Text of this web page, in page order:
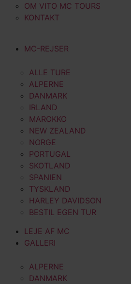
OM VITO MC TOURS
KONTAKT
MC-REJSER
ALLE TURE
ALPERNE
DANMARK
IRLAND
MAROKKO
NEW ZEALAND
NORGE
PORTUGAL
SKOTLAND
SPANIEN
TYSKLAND
HARLEY DAVIDSON
BESTIL EGEN TUR
LEJE AF MC
GALLERI
ALPERNE
DANMARK